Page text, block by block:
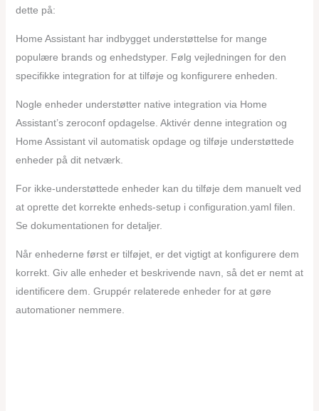
dette på:
Home Assistant har indbygget understøttelse for mange
populære brands og enhedstyper. Følg vejledningen for den
specifikke integration for at tilføje og konfigurere enheden.
Nogle enheder understøtter native integration via Home
Assistant’s zeroconf opdagelse. Aktivér denne integration og
Home Assistant vil automatisk opdage og tilføje understøttede
enheder på dit netværk.
For ikke-understøttede enheder kan du tilføje dem manuelt ved
at oprette det korrekte enheds-setup i configuration.yaml filen.
Se dokumentationen for detaljer.
Når enhederne først er tilføjet, er det vigtigt at konfigurere dem
korrekt. Giv alle enheder et beskrivende navn, så det er nemt at
identificere dem. Gruppér relaterede enheder for at gøre
automationer nemmere.